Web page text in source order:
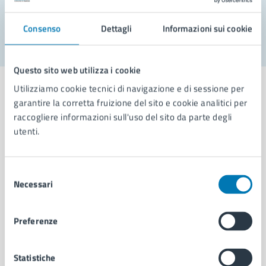
Consenso Dettagli Informazioni sui cookie
Questo sito web utilizza i cookie
Utilizziamo cookie tecnici di navigazione e di sessione per
garantire la corretta fruizione del sito e cookie analitici per
raccogliere informazioni sull'uso del sito da parte degli
utenti.
delNecessari
Preferenze
Statistiche
Aree amministrative
Municipalità
Uffici
Politici